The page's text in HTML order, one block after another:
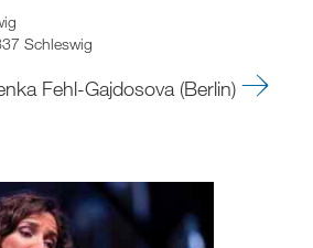
Schleswig
Fehl-Gajdosova (Berlin)